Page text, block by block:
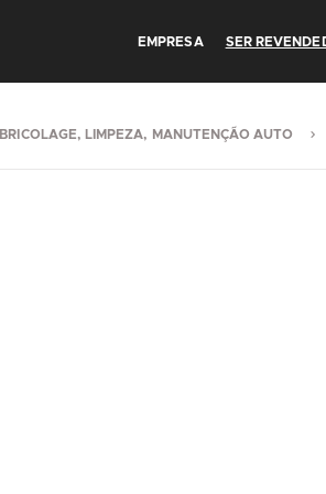
EMPRESA SER
BRICOLAGE, LIMPEZA, MANUTENÇÃO AUTO